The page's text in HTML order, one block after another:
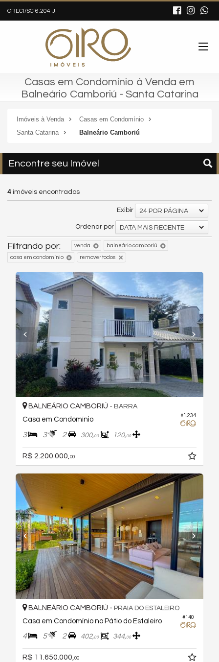
CRECI/SC 6.204-J
Casas em Condomínio à Venda em
Balneário Camboriú - Santa Catarina
Imóveis à Venda
Casas em Condomínio
Santa Catarina
Balneário Camboriú
Encontre seu Imóvel
4 imóveis encontrados
Exibir 24 POR PÁGINA
Ordenar por DATA MAIS RECENTE
Filtrando por: venda balneário camboriú
casa em condomínio remover todos
#1.234
BALNEÁRIO CAMBORIÚ - BARRA
Casa em Condomínio
3 3 2 300,00 120,00
R$ 2.200.000, 00
#140
BALNEÁRIO CAMBORIÚ - PRAIA DO ESTALEIRO
Casa em Condomínio no Pátio do Estaleiro
4 5 2 402,00 344,00
R$ 11.650.000,00